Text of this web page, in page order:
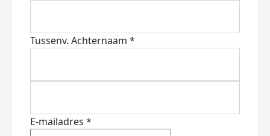
Tussenv. Achternaam *
E-mailadres *